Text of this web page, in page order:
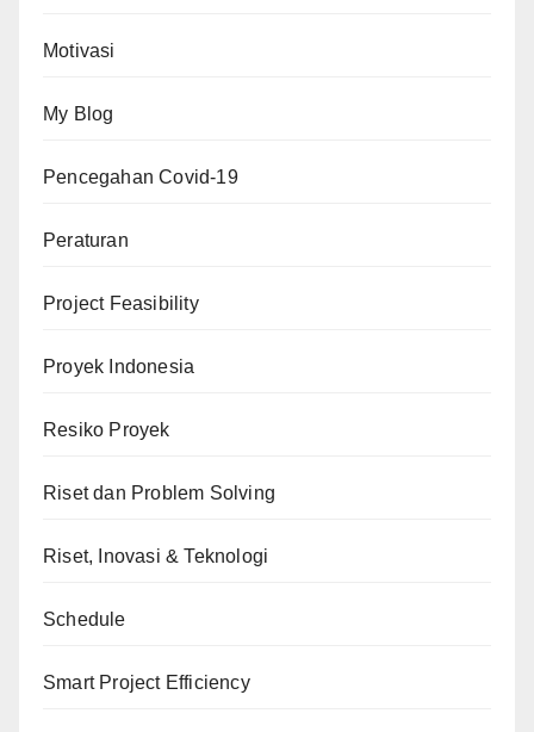
Motivasi
My Blog
Pencegahan Covid-19
Peraturan
Project Feasibility
Proyek Indonesia
Resiko Proyek
Riset dan Problem Solving
Riset, Inovasi & Teknologi
Schedule
Smart Project Efficiency